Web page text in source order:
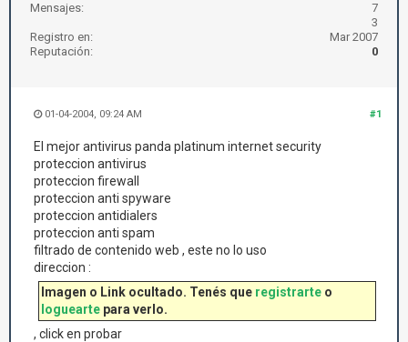
Mensajes:
7
3
Registro en:
Mar 2007
Reputación:
0
#1
01-04-2004, 09:24 AM
El mejor antivirus panda platinum internet security
proteccion antivirus
proteccion firewall
proteccion anti spyware
proteccion antidialers
proteccion anti spam
filtrado de contenido web , este no lo uso
direccion :
Imagen o Link ocultado. Tenés que registrarte o
loguearte para verlo.
, click en probar